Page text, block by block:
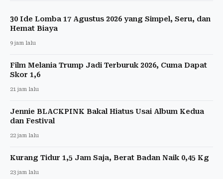
30 Ide Lomba 17 Agustus 2026 yang Simpel, Seru, dan
Hemat Biaya
9 jam lalu
Film Melania Trump Jadi Terburuk 2026, Cuma Dapat
Skor 1,6
21 jam lalu
Jennie BLACKPINK Bakal Hiatus Usai Album Kedua
dan Festival
22 jam lalu
Kurang Tidur 1,5 Jam Saja, Berat Badan Naik 0,45 Kg
23 jam lalu